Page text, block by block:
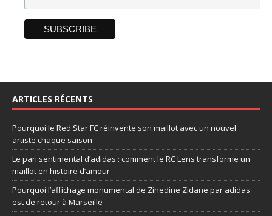
ARTICLES RÉCENTS
Pourquoi le Red Star FC réinvente son maillot avec un nouvel
artiste chaque saison
Le pari sentimental d’adidas : comment le RC Lens transforme un
maillot en histoire d’amour
Pourquoi l’affichage monumental de Zinedine Zidane par adidas
est de retour à Marseille